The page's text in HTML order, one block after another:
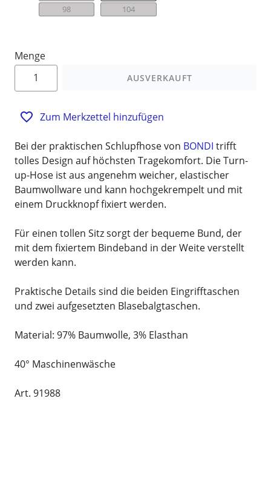
98
104
Menge
AUSVERKAUFT
Zum Merkzettel hinzufügen
Bei der praktischen Schlupfhose von BONDI trifft
tolles Design auf höchsten Tragekomfort. Die Turn-
up-Hose ist aus angenehm weicher, elastischer
Baumwollware und kann hochgekrempelt und mit
einem Druckknopf fixiert werden.
Für einen tollen Sitz sorgt der bequeme Bund, der
mit dem fixiertem Bindeband in der Weite verstellt
werden kann.
Praktische Details sind die beiden Eingrifftaschen
und zwei aufgesetzten Blasebalgtaschen.
Material: 97% Baumwolle, 3% Elasthan
40° Maschinenwäsche
Art. 91988